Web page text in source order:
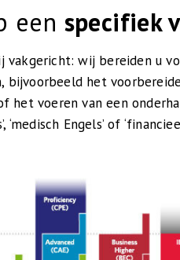
een specifiek
vakgericht: wij bereiden u
bijvoorbeeld het
het voeren van een
Engels’ of